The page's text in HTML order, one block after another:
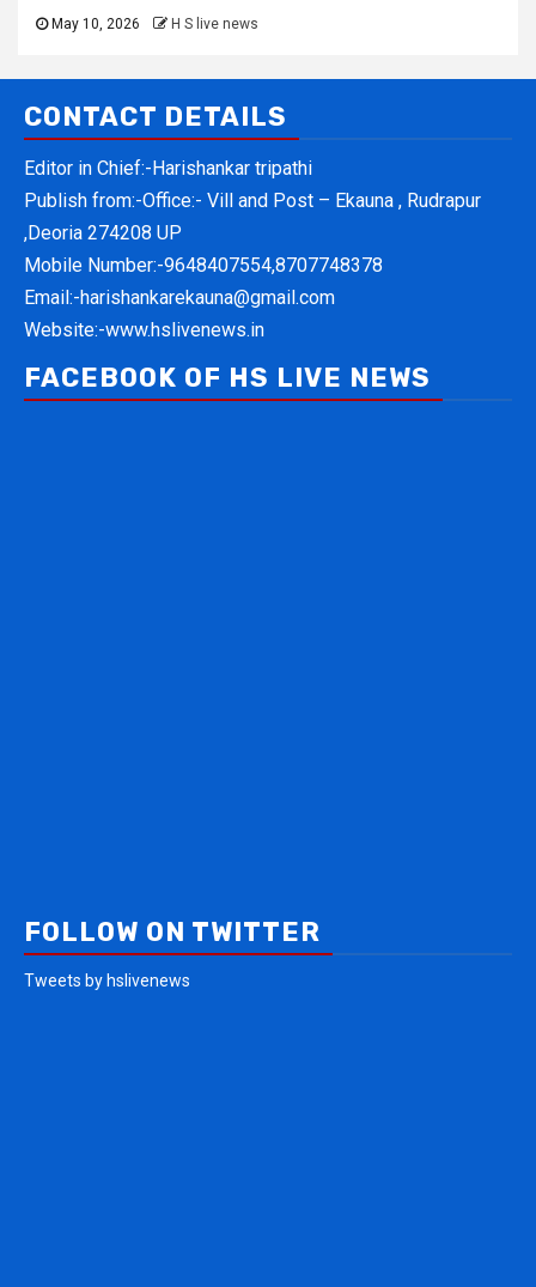
May 10, 2026 H S live news
CONTACT DETAILS
Editor in Chief:-Harishankar tripathi
Publish from:-Office:- Vill and Post – Ekauna , Rudrapur
,Deoria 274208 UP
Mobile Number:-9648407554,8707748378
Email:-harishankarekauna@gmail.com
Website:-www.hslivenews.in
FACEBOOK OF HS LIVE NEWS
FOLLOW ON TWITTER
Tweets by hslivenews